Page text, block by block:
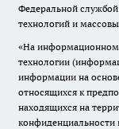
Федеральной
технологий и
«На информационном
технологии
информации на
относящихся к
находящихся на
конфиденциальности